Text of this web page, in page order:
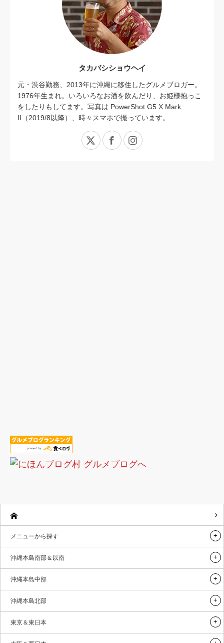
タカバシショウヘイ
元・渋谷勤務、2013年に沖縄に移住したグルメブロガー。
1976年生まれ。いろいろなお酒を飲んだり、お姫様抱っこ
をしたりもしてます。写真は PowerShot G5 X Mark
II（2019/8以降）、時々スマホで撮っています。
X FacebookInstagram
メニューから探す
沖縄本島南部＆以南
沖縄本島中部
沖縄本島北部
東京＆東日本